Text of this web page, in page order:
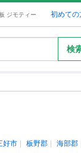
ジモティー 初めての
検
好市 板野郡 海部郡